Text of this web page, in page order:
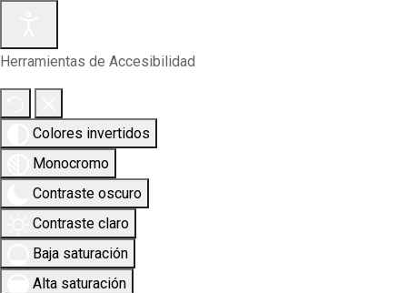
Herramientas de Accesibilidad
Colores invertidos
Monocromo
Contraste oscuro
Contraste claro
Baja saturación
Alta saturación